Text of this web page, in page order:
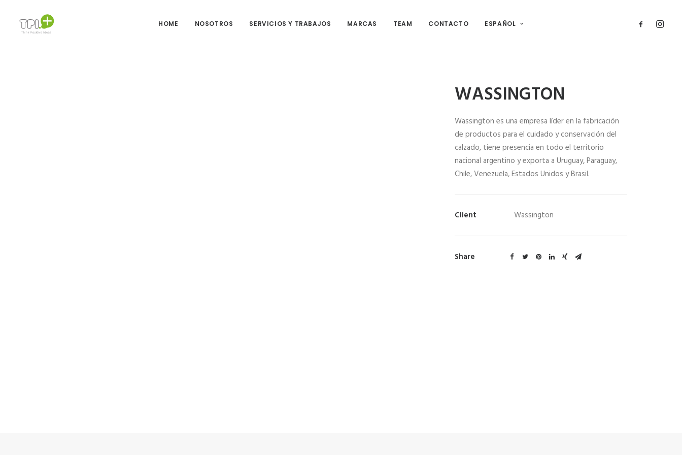
HOME NOSOTROS SERVICIOS Y TRABAJOS MARCAS TEAM CONTACTO ESPAÑOL
WASSINGTON
Wassington es una empresa líder en la fabricación
de productos para el cuidado y conservación del
calzado, tiene presencia en todo el territorio
nacional argentino y exporta a Uruguay, Paraguay,
Chile, Venezuela, Estados Unidos y Brasil.
Client Wassington
Share